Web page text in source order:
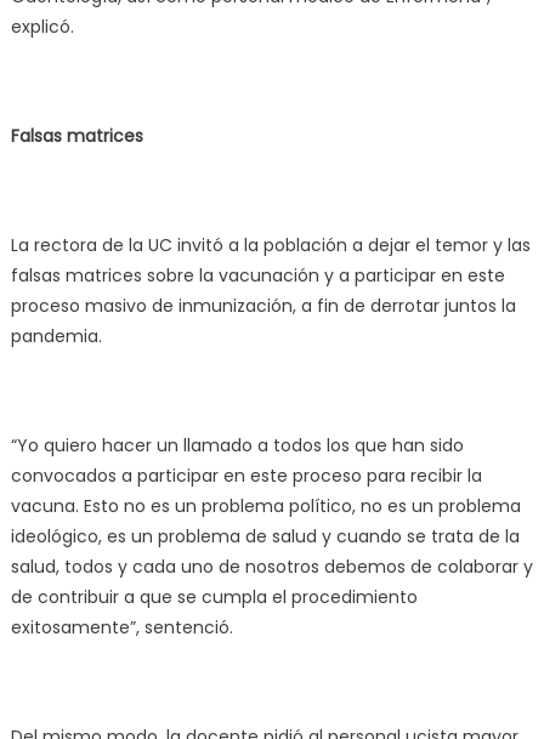
explicó.
Falsas matrices
La rectora de la UC invitó a la población a dejar el temor y las
falsas matrices sobre la vacunación y a participar en este
proceso masivo de inmunización, a fin de derrotar juntos la
pandemia.
“Yo quiero hacer un llamado a todos los que han sido
convocados a participar en este proceso para recibir la
vacuna. Esto no es un problema político, no es un problema
ideológico, es un problema de salud y cuando se trata de la
salud, todos y cada uno de nosotros debemos de colaborar y
de contribuir a que se cumpla el procedimiento
exitosamente”, sentenció.